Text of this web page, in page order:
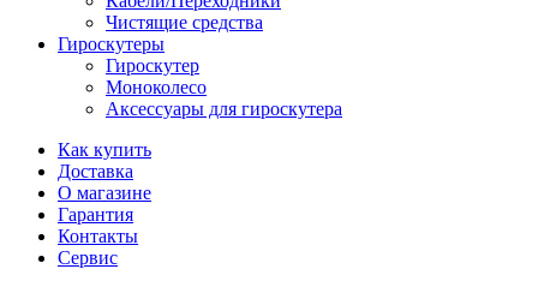
Чистящие средства
Гироскутеры
Гироскутер
Моноколесо
Аксессуары для гироскутера
Как купить
Доставка
О магазине
Гарантия
Контакты
Сервис